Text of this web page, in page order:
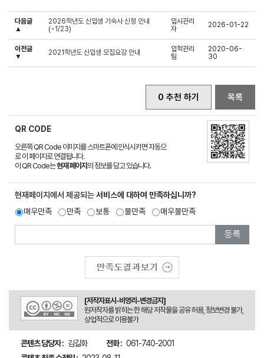
다음글
▲
2026학년도 신입생 기숙사 신청 안내
(~1/23)
입시관리
자
2026-01-22
이전글
▼
2021학년도 신입생 모집요강 안내
입학관리
팀
2020-06-
30
0 추천 하기 목록
QR CODE
오른쪽 QR Code 이미지를 스마트폰에 인식시키면 자동으
로 이 페이지로 연결됩니다.
이 QR Code는현재 페이지의 정보를 담고 있습니다.
현재페이지에서 제공되는서비스에 대하여 만족하십니까?
매우만족
만족 보통 불만족 매우불만족
[저작자표시-비영리-변경금지]
원저작자를 밝히는 한 해당 저작물을 공유 허용, 정보변경 불가,
상업적으로 이용불가
콘텐츠 담당자 : 김길화 전화 : 061-740-2001